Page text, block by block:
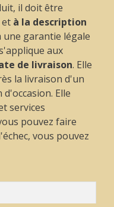
il doit être
et à la description
une garantie légale
aux
de livraison. Elle
la livraison d'un
Elle
services
pouvez faire
vous pouvez